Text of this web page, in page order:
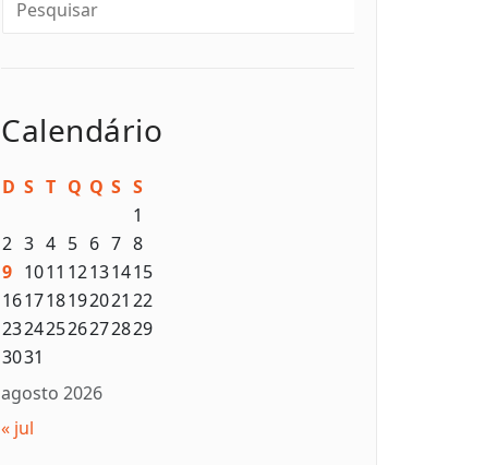
Calendário
agosto 2026
D S T Q Q S S
1
2 3 4 5 6 7 8
9 1011 12131415
161718192021 22
23242526272829
3031
« jul